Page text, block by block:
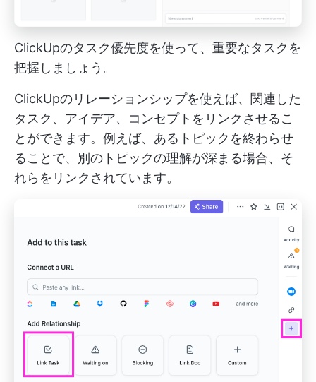
ClickUpのタスク優先度を使って、重要なタスクを
把握しましょう。
ClickUpのリレーションシップを使えば、関連した
タスク、アイデア、コンセプトをリンクさせるこ
とができます。例えば、あるトピックを終わらせ
ることで、別のトピックの理解が深まる場合、そ
れらをリンクされています。